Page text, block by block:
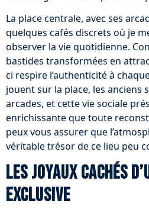
La place centrale, avec ses
quelques cafés discrets où je
observer la vie quotidienne.
bastides transformées en
ci respire l’authenticité à
jouent sur la place, les anciens
arcades, et cette vie sociale
enrichissante que toute
peux vous assurer que
véritable trésor de ce lieu peu
Les joyaux cachés
exclusive